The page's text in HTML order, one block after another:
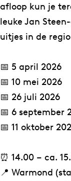
i
j
r
e
t
g
d
s
|
4
0
j
a
e
t
g
d
s
|
4
0
j
a
afloop kun je
leuke Jan
uitjes in de
📅 5 april 2026
📅 10 mei 2026
📅 26 juli 2026
📅 6 september
📅 11 oktober
⏰ 14.00 – ca.
📍 Warmond